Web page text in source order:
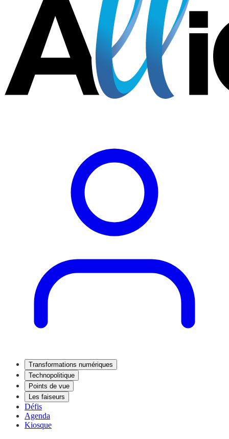
Transformations numériques
Technopolitique
Points de vue
Les faiseurs
Défis
Agenda
Kiosque